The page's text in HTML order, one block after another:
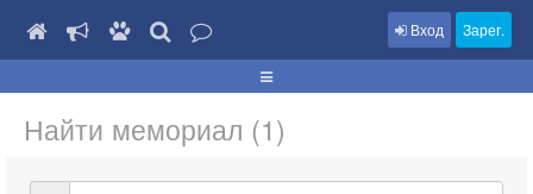
Вход Зарег.
Найти мемориал (1)